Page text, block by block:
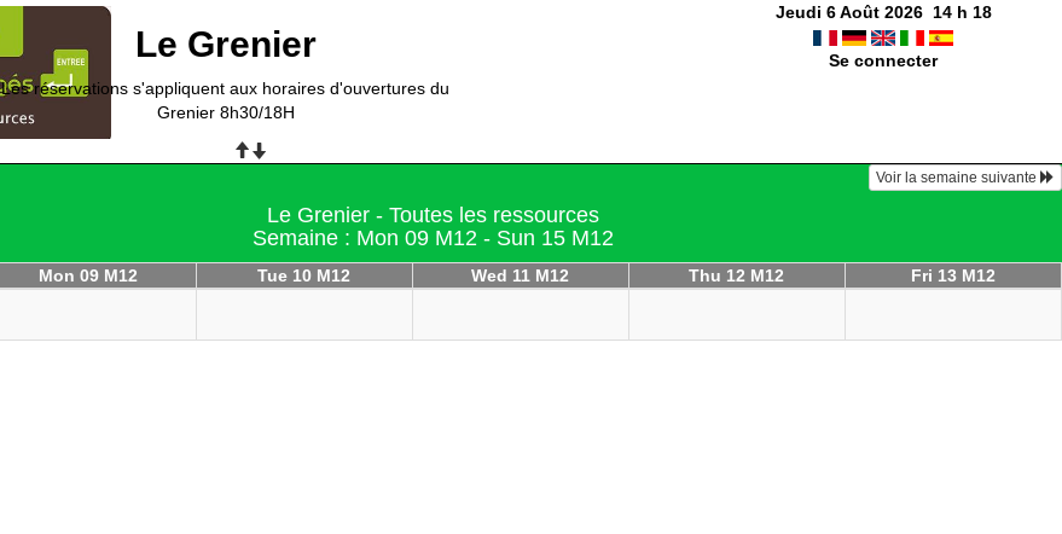
Le Grenier
Les réservations s'appliquent aux horaires d'ouvertures du
Grenier 8h30/18H
Jeudi 6 Août 2026 14h 18
Se connecter
Voir la semaine suivante
Le Grenier - Toutes les ressources
Semaine : Mon 09 M12 - Sun 15 M12
Mon 09 M12 Tue 10 M12 Wed 11 M12 Thu 12 M12 Fri 13 M12